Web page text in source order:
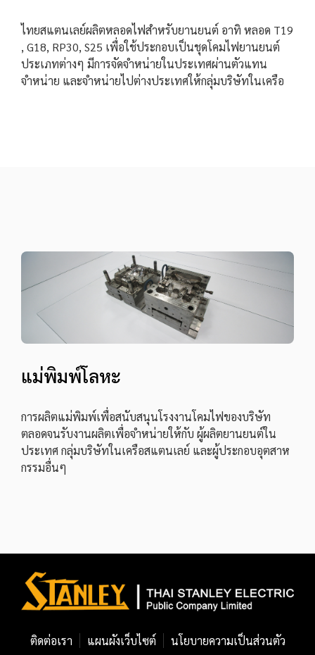
ไทยสแตนเลย์ผลิตหลอดไฟสำหรับยานยนต์ อาทิ หลอด T19
, G18, RP30, S25 เพื่อใช้ประกอบเป็นชุดโคมไฟยานยนต์
ประเภทต่างๆ มีการจัดจำหน่ายในประเทศผ่านตัวแทน
จำหน่าย และจำหน่ายไปต่างประเทศให้กลุ่มบริษัทในเครือ
แม่พิมพ์โลหะ
การผลิตแม่พิมพ์เพื่อสนับสนุนโรงงานโคมไฟของบริษัท
ตลอดจนรับงานผลิตเพื่อจำหน่ายให้กับ ผู้ผลิตยานยนต์ใน
ประเทศ กลุ่มบริษัทในเครือสแตนเลย์ และผู้ประกอบอุตสาห
กรรมอื่นๆ
ติดต่อเรา แผนผังเว็บไซต์ นโยบายความเป็นส่วนตัว